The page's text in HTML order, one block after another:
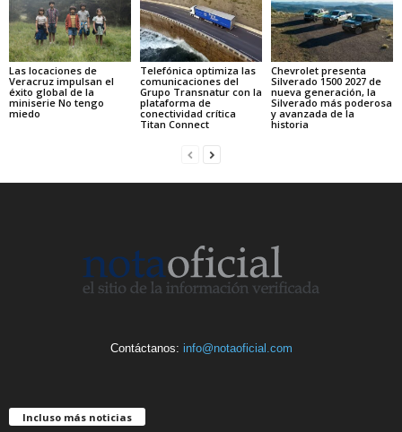
Las locaciones de
Veracruz impulsan el
éxito global de la
miniserie No tengo
miedo
Telefónica optimiza las
comunicaciones del
Grupo Transnatur con la
plataforma de
conectividad crítica
Titan Connect
Chevrolet presenta
Silverado 1500 2027 de
nueva generación, la
Silverado más poderosa
y avanzada de la
historia
Contáctanos: info@notaoficial.com
Incluso más noticias